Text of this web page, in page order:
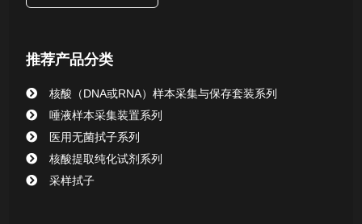
推荐产品分类
核酸（DNA或RNA）样本采集与保存套装系列
唾液样本采集装置系列
医用无菌拭子系列
核酸提取纯化试剂系列
采样拭子